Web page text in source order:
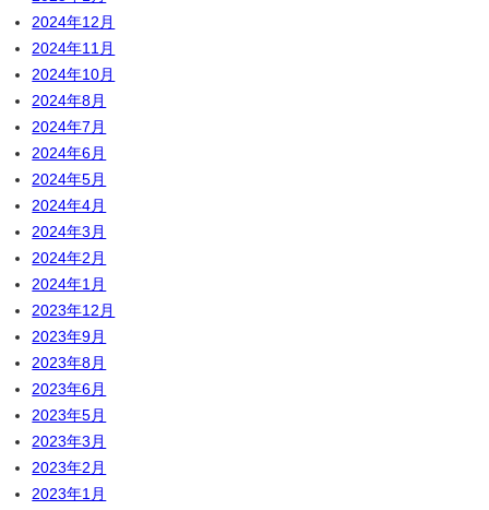
2024年12月
2024年11月
2024年10月
2024年8月
2024年7月
2024年6月
2024年5月
2024年4月
2024年3月
2024年2月
2024年1月
2023年12月
2023年9月
2023年8月
2023年6月
2023年5月
2023年3月
2023年2月
2023年1月